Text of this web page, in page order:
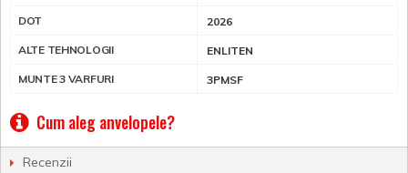
DOT 2026
ALTE TEHNOLOGII ENLITEN
MUNTE 3 VARFURI 3PMSF
Cum aleg anvelopele?
Recenzii